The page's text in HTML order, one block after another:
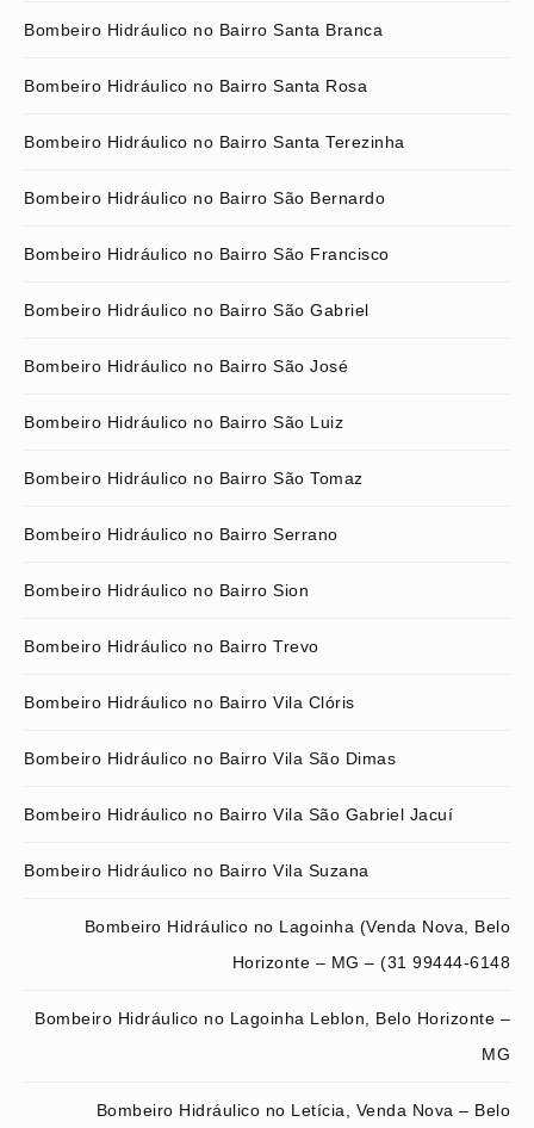
Bombeiro Hidráulico no Bairro Santa Branca
Bombeiro Hidráulico no Bairro Santa Rosa
Bombeiro Hidráulico no Bairro Santa Terezinha
Bombeiro Hidráulico no Bairro São Bernardo
Bombeiro Hidráulico no Bairro São Francisco
Bombeiro Hidráulico no Bairro São Gabriel
Bombeiro Hidráulico no Bairro São José
Bombeiro Hidráulico no Bairro São Luiz
Bombeiro Hidráulico no Bairro São Tomaz
Bombeiro Hidráulico no Bairro Serrano
Bombeiro Hidráulico no Bairro Sion
Bombeiro Hidráulico no Bairro Trevo
Bombeiro Hidráulico no Bairro Vila Clóris
Bombeiro Hidráulico no Bairro Vila São Dimas
Bombeiro Hidráulico no Bairro Vila São Gabriel Jacuí
Bombeiro Hidráulico no Bairro Vila Suzana
Bombeiro Hidráulico no Lagoinha (Venda Nova, Belo
Horizonte – MG – (31 99444-6148
Bombeiro Hidráulico no Lagoinha Leblon, Belo Horizonte –
MG
Bombeiro Hidráulico no Letícia, Venda Nova – Belo